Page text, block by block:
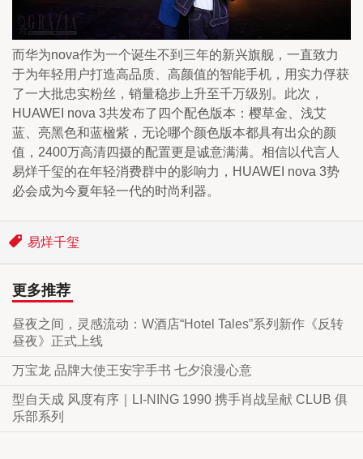
而华为nova作为一个诞生不到三年的新兴旗舰，一直致力
于为年轻用户打造高品质、高颜值的智能手机，用实力俘获
了一大批忠实粉丝，销量稳步上升至千万级别。此次，
HUAWEI nova 3共发布了四个配色版本：樱草金、浅艾
蓝、亮黑色和蓝楹紫，无论哪个颜色版本都具有出众的颜
值，2400万高清四摄的配置更是诚意满满。相信以代言人
易烊千玺的在年轻消费群中的影响力，HUAWEI nova 3势
必会成为今夏年轻一代的时尚利器。
易烊千玺
更多推荐
昼夜之间，灵感流动：W酒店“Hotel Tales”系列新作《反转
昼夜》正式上线
万宝龙 品牌大使王安宇手书 七夕浪漫心意
型自天成 风度有序｜LI-NING 1990 携手肖战呈献 CLUB 俱
乐部系列